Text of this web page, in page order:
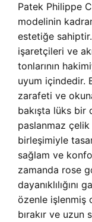
Patek Philippe
modelinin
estetiğe
işaretçileri ve
tonlarının
uyum içindedir.
zarafeti ve
bakışta lüks bir
paslanmaz
birleşimiyle
sağlam ve
zamanda rose
dayanıklılığını
özenle işlenmiş
bırakır ve uzun